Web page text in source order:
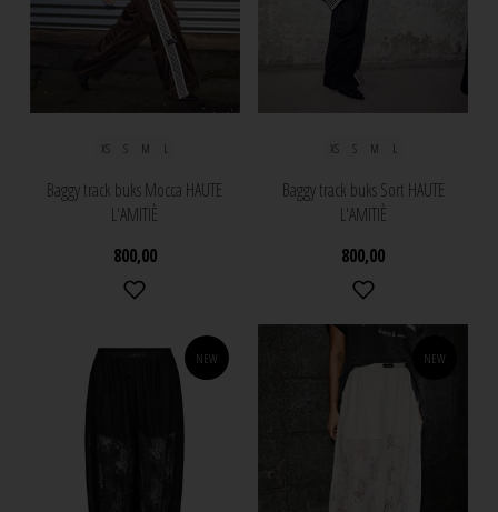
XS S M L
Baggy track buks Mocca HAUTE
L'AMITIÈ
800,00
XS S M L
Baggy track buks Sort HAUTE
L'AMITIÈ
800,00
NEW NEW